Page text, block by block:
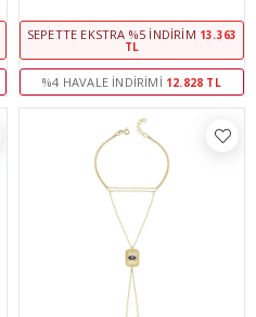
SEPETTE EKSTRA %5 İNDIRIM 13.363
TL
%4 HAVALE İNDIRIMI 12.828 TL